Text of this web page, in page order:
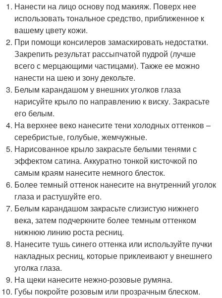
Нанести на лицо основу под макияж. Поверх нее
использовать тональное средство, приближенное к
вашему цвету кожи.
При помощи консилеров замаскировать недостатки.
Закрепить результат рассыпчатой пудрой (лучше
всего с мерцающими частицами). Также ее можно
нанести на шею и зону декольте.
Белым карандашом у внешних уголков глаза
нарисуйте крыло по направлению к виску. Закрасьте
его белым.
На верхнее веко нанесите тени холодных оттенков –
серебристые, голубые, жемчужные.
Нарисованное крыло закрасьте белыми тенями с
эффектом сатина. Аккуратно тонкой кисточкой по
самым краям нанесите немного блесток.
Более темный оттенок нанесите на внутренний уголок
глаза и растушуйте его.
Белым карандашом закрасьте слизистую нижнего
века, затем подчеркните более темным оттенком
нижнюю линию роста ресниц.
Нанесите тушь синего оттенка или используйте пучки
накладных ресниц, которые приклеивают у внешнего
уголка глаза.
На щеки нанесите нежно-розовые румяна.
Губы покройте розовым или прозрачным блеском.